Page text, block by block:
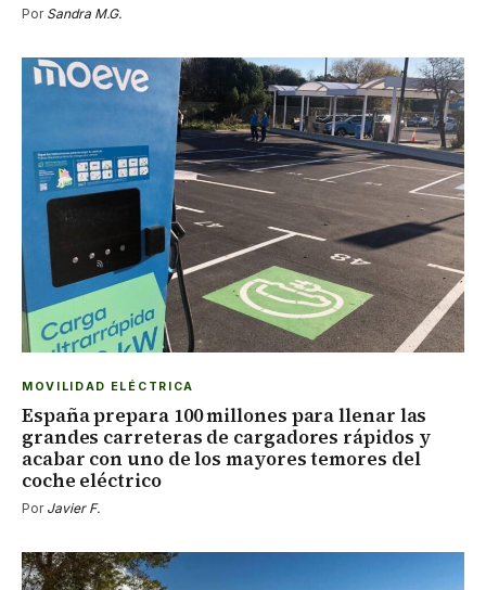
Por Sandra M.G.
MOVILIDAD ELÉCTRICA
España prepara 100 millones para llenar las
grandes carreteras de cargadores rápidos y
acabar con uno de los mayores temores del
coche eléctrico
Por Javier F.